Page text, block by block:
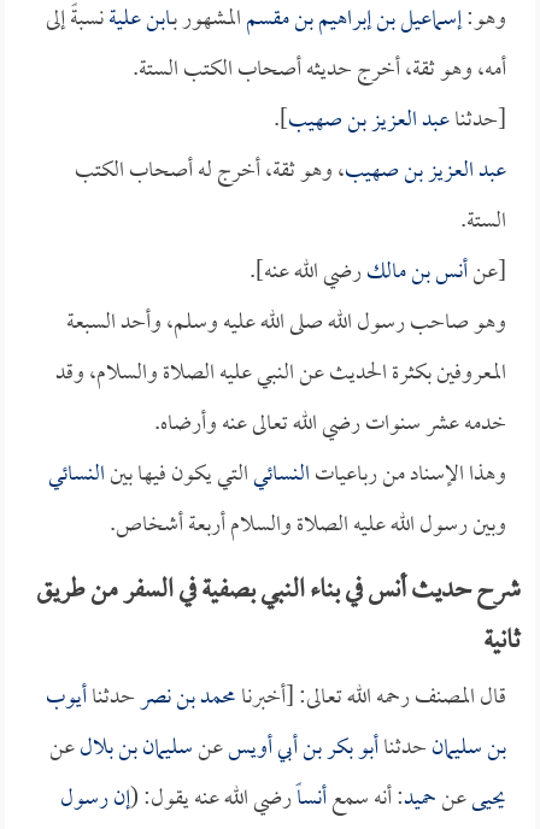
وهو:إسماعيل بن إبراهيم بن مقسمالمشهور بـابن عليةنسبةً إلى
أمه، وهو ثقة، أخرج حديثه أصحاب الكتب الستة.
[حدثناعبد العزيز بن صهيب].
عبد العزيز بن صهيب، وهو ثقة، أخرج له أصحاب الكتب
الستة.
[عنأنس بن مالكرضي الله عنه].
وهو صاحب رسول الله صلى الله عليه وسلم، وأحد السبعة
المعروفين بكثرة الحديث عن النبي عليه الصلاة والسلام، وقد
خدمه عشر سنوات رضي الله تعالى عنه وأرضاه.
وهذا الإسناد من رباعياتالنسائيالتي يكون فيها بينالنسائي
وبين رسول الله عليه الصلاة والسلام أربعة أشخاص.
شرح حديث أنس في بناء النبي بصفية في السفر من طريق
ثانية
قال المصنف رحمه الله تعالى: [أخبرنامحمد بن نصرحدثناأيوب
بن سليمانحدثناأبو بكر بن أبي أويسعنسليمان بن بلالعن
يحيىعنحميد: أنه سمعأنساًرضي الله عنه يقول: (إن رسول